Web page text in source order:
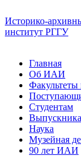
Историко-
институт РГГУ
Главная
Об ИАИ
Студентам
Наука
Музейная
90 лет ИАИ